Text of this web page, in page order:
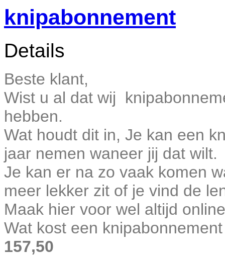
knipabonnement
Details
Beste klant,
Wist u al dat wij
hebben.
Wat houdt dit in, Je kan een
jaar nemen waneer jij dat wilt.
Je kan er na zo vaak komen
meer lekker zit of je vind de
Maak hier voor wel altijd
Wat kost een knipabonnement
157,50